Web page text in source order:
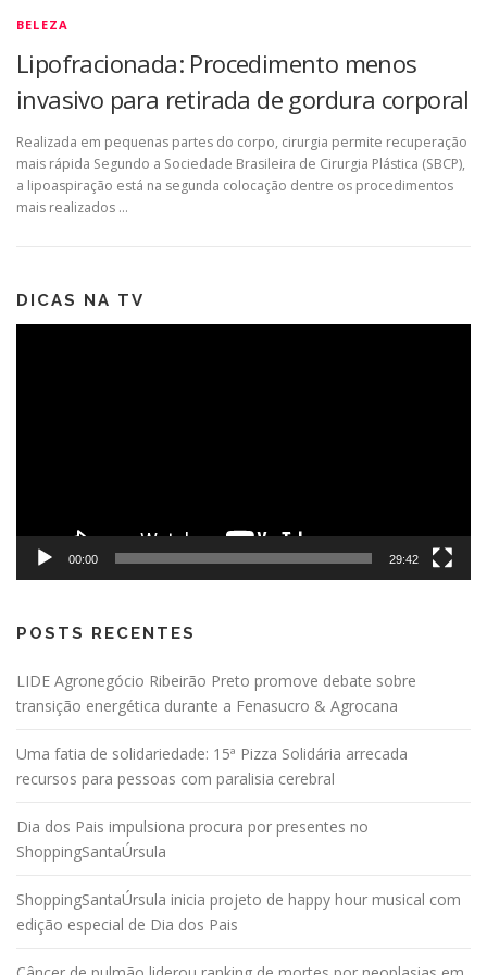
BELEZA
Lipofracionada: Procedimento menos
invasivo para retirada de gordura corporal
Realizada em pequenas partes do corpo, cirurgia permite recuperação
mais rápida Segundo a Sociedade Brasileira de Cirurgia Plástica (SBCP),
a lipoaspiração está na segunda colocação dentre os procedimentos
mais realizados …
DICAS NA TV
00:00 29:42
POSTS RECENTES
LIDE Agronegócio Ribeirão Preto promove debate sobre
transição energética durante a Fenasucro & Agrocana
Uma fatia de solidariedade: 15ª Pizza Solidária arrecada
recursos para pessoas com paralisia cerebral
Dia dos Pais impulsiona procura por presentes no
ShoppingSantaÚrsula
ShoppingSantaÚrsula inicia projeto de happy hour musical com
edição especial de Dia dos Pais